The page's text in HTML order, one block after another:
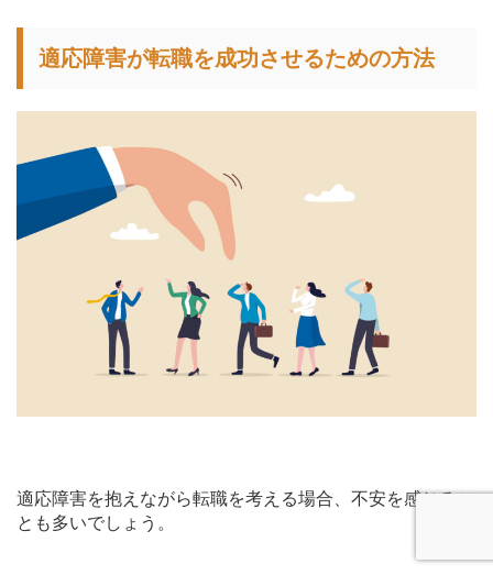
適応障害が転職を成功させるための方法
適応障害を抱えながら転職を考える場合、不安を感じるこ
とも多いでしょう。